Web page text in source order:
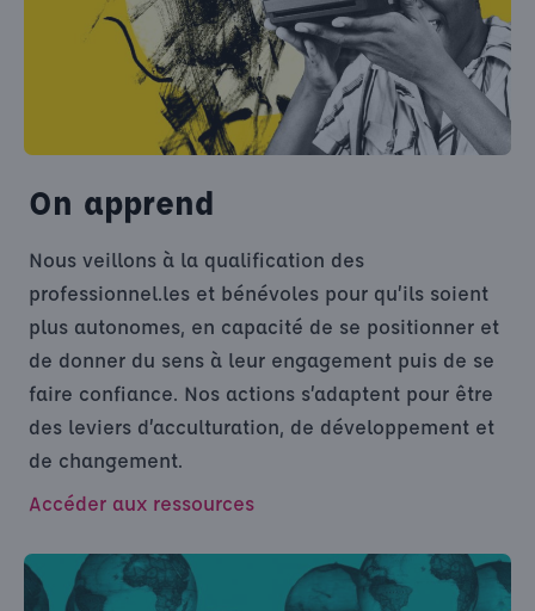
On apprend
Nous veillons à la qualification des
professionnel.les et bénévoles pour qu’ils soient
plus autonomes, en capacité de se positionner et
de donner du sens à leur engagement puis de se
faire confiance. Nos actions s’adaptent pour être
des leviers d’acculturation, de développement et
de changement.
Accéder aux ressources